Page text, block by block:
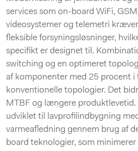
services som on-board WiFi, GSM
videosystemer og telemetri
fleksible forsyningsløsninger,
specifikt er designet til.
switching og en optimeret
af komponenter med 25 procent i
konventionelle topologier. Det
MTBF og længere produktlevetid.
udviklet til lavprofilindbygning
varmeafledning gennem brug af
board teknologier, som